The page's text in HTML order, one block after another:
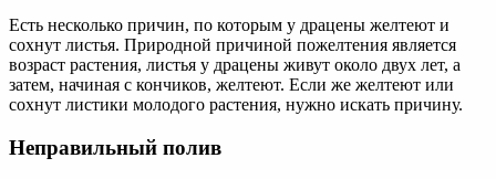
Есть несколько причин, по которым у драцены желтеют и
сохнут листья. Природной причиной пожелтения является
возраст растения, листья у драцены живут около двух лет, а
затем, начиная с кончиков, желтеют. Если же желтеют или
сохнут листики молодого растения, нужно искать причину.
Неправильный полив